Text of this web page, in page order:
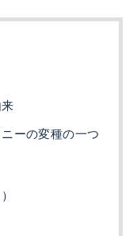
ーの変種の一つ